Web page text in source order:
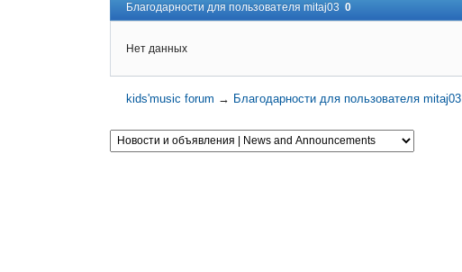
Благодарности для пользователя mitaj03 0
Нет данных
kids'music forum → Благодарности для пользователя mitaj03